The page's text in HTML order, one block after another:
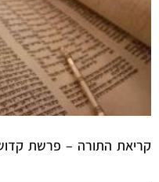
קריאת התורה – פרשת